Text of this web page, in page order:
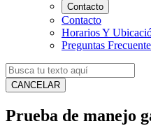
Contacto
Contacto
Horarios Y
Preguntas
CANCELAR
Prueba de manejo